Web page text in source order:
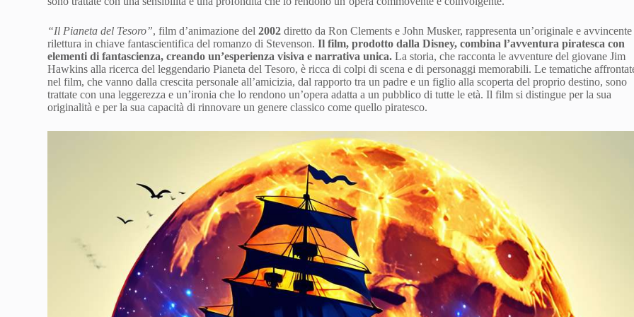
“Il Pianeta del Tesoro”, film d’animazione del2002 diretto da Ron Clements e John Musker, rappresenta un’originale e avvincente
rilettura in chiave fantascientifica del romanzo di Stevenson.Il film, prodotto dalla Disney, combina l’avventura piratesca con
elementi di fantascienza, creando un’esperienza visiva e narrativa unica. La storia, che racconta le avventure del giovane Jim
Hawkins alla ricerca del leggendario Pianeta del Tesoro, è ricca di colpi di scena e di personaggi memorabili. Le tematiche
nel film, che vanno dalla crescita personale all’amicizia, dal rapporto tra un padre e un figlio alla scoperta del proprio destino, sono
trattate con una leggerezza e un’ironia che lo rendono un’opera adatta a un pubblico di tutte le età. Il film si distingue per la sua
originalità e per la sua capacità di rinnovare un genere classico come quello piratesco.